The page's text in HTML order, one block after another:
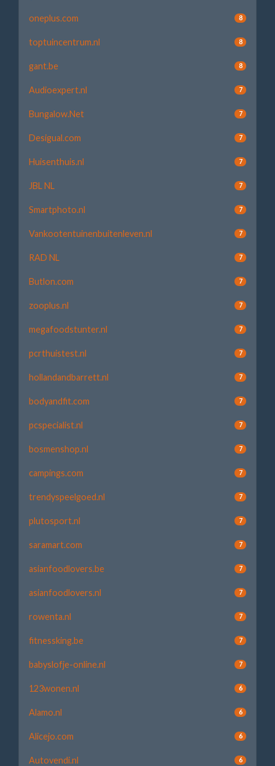
oneplus.com 8
toptuincentrum.nl 8
gant.be 8
Audioexpert.nl 7
Bungalow.Net 7
Desigual.com 7
Huisenthuis.nl 7
JBL NL 7
Smartphoto.nl 7
Vankootentuinenbuitenleven.nl 7
RAD NL 7
Butlon.com 7
zooplus.nl 7
megafoodstunter.nl 7
pcrthuistest.nl 7
hollandandbarrett.nl 7
bodyandfit.com 7
pcspecialist.nl 7
bosmenshop.nl 7
campings.com 7
trendyspeelgoed.nl 7
plutosport.nl 7
saramart.com 7
asianfoodlovers.be 7
asianfoodlovers.nl 7
rowenta.nl 7
fitnessking.be 7
babyslofje-online.nl 7
123wonen.nl 6
Alamo.nl 6
Alicejo.com 6
Autovendi.nl 6